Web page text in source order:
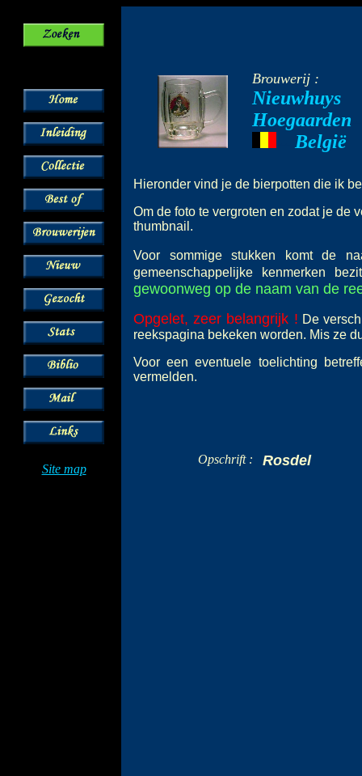
Site map
Brouwerij :
Nieuwhuys
Hoegaarden
België
Hieronder vind je de bierpotten die ik
Om de foto te vergroten en zodat je de
thumbnail.
Voor sommige stukken komt de
gemeenschappelijke kenmerken
gewoonweg op de naam van de
Opgelet, zeer belangrijk ! De
reekspagina bekeken worden. Mis ze
Voor een eventuele toelichting
vermelden.
Opschrift : Rosdel